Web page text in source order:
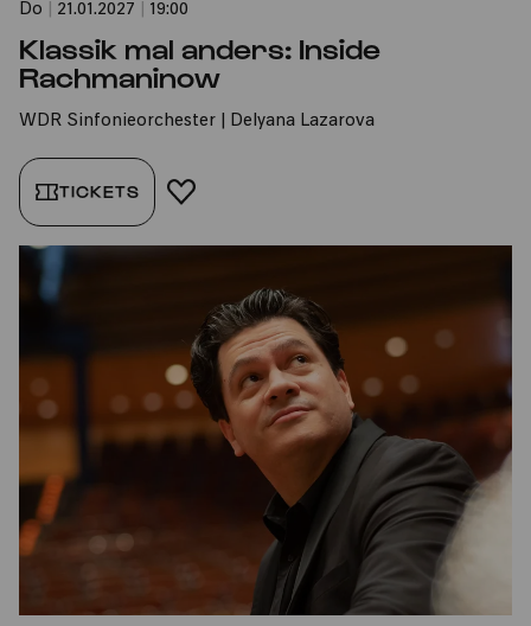
Do 21.01.2027 19:00
Klassik mal anders: Inside
Rachmaninow
WDR Sinfonieorchester | Delyana Lazarova
TICKETS FAVORIT HINZUFÜGEN